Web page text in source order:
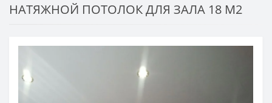
НАТЯЖНОЙ ПОТОЛОК ДЛЯ ЗАЛА 18 М2